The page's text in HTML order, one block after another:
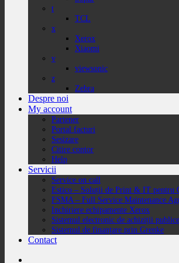
t
TCL
x
Xerox
Xiaomi
v
viewsonic
z
Zebra
Despre noi
My account
Partener
Portal facturi
Sesizare
Citire contor
Help
Servicii
Service on call
Estico – Soluții de Print & IT pentru
FSMA – Full Service Maintenance
Inchiriere echipamente Xerox
Sistemul electronic de achiziții
Sistemul de finanțare prin Grenke
Contact